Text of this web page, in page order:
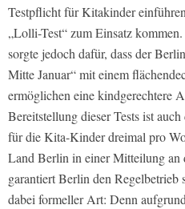
Testpflicht für Kitakinder
„Lolli-Test“ zum Einsatz
sorgte jedoch dafür, dass der
Mitte Januar“ mit einem
ermöglichen eine kindgerechtere
Bereitstellung dieser Tests ist
für die Kita-Kinder dreimal pro
Land Berlin in einer Mitteilung an
garantiert Berlin den
dabei formeller Art: Denn